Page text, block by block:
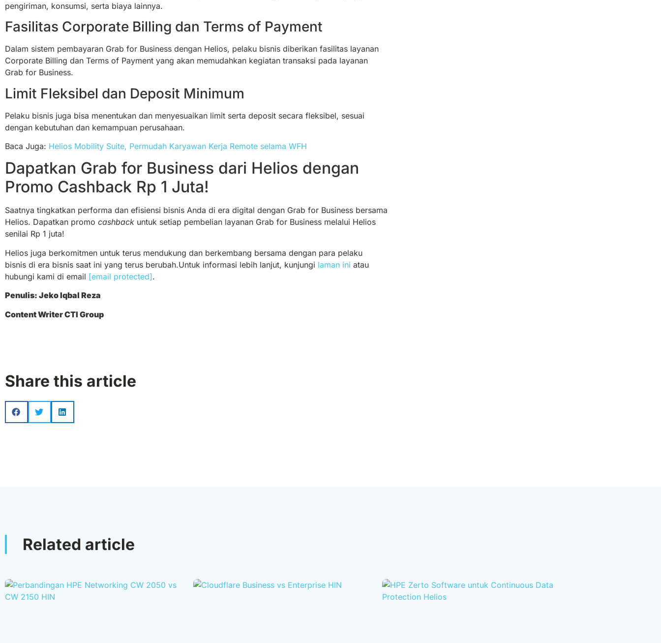
pengiriman, konsumsi, serta biaya lainnya.
Fasilitas Corporate Billing dan Terms of Payment
Dalam sistem pembayaran Grab for Business dengan Helios, pelaku bisnis diberikan fasilitas layanan
Corporate Billing dan Terms of Payment yang akan memudahkan kegiatan transaksi pada layanan
Grab for Business.
Limit Fleksibel dan Deposit Minimum
Pelaku bisnis juga bisa menentukan dan menyesuaikan limit serta deposit secara fleksibel, sesuai
dengan kebutuhan dan kemampuan perusahaan.
Baca Juga: Helios Mobility Suite, Permudah Karyawan Kerja Remote selama WFH
Dapatkan Grab for Business dari Helios dengan
Promo Cashback Rp 1 Juta!
Saatnya tingkatkan performa dan efisiensi bisnis Anda di era digital dengan Grab for Business bersama
Helios. Dapatkan promo cashback untuk setiap pembelian layanan Grab for Business melalui Helios
senilai Rp 1 juta!
Helios juga berkomitmen untuk terus mendukung dan berkembang bersama dengan para pelaku
bisnis di era bisnis saat ini yang terus berubah.Untuk informasi lebih lanjut, kunjungi laman ini atau
hubungi kami di email [email protected].
Penulis: Jeko Iqbal Reza
Content Writer CTI Group
Share this article
Related article